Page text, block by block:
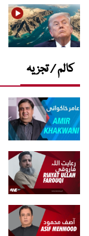
کالم / تجزیہ